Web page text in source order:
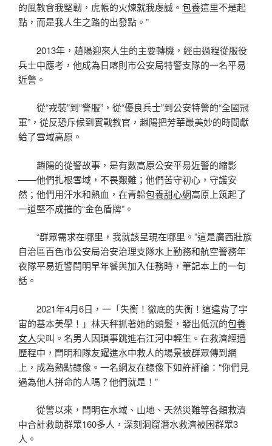
的風教會我堅韌，虎帳的火煉就我虔誠。 包養這里不是起
點，而是我人生之路的出發點。”
2013年，趙陽迎來人生的主要轉機，經由過程從服役
兵士中應考，他成為日喀則市公安局特警支隊的一名平易
近警。
從“戎裝”到“警服”，從“優良兵士”到公安特警的“全國冠
軍”，從反恐斥候到實戰教官，趙陽把芳華最美妙的時間獻
給了雪域高原。
趙陽的從警故事，是有數高原公安平易近警的縮影
——他們扎根雪域，不畏艱難；他們苦守初心，守護安
然；他們用汗水和熱血，在青躲包養甜心網高原上筑起了
一道堅不成摧的“金色盾牌”。
“群眾需求在哪里，我就該呈現在哪里。”這是廣西壯族
自治區百色市公安局治安治理支隊水上勤務和航空警務年
夜隊平易近警閆明早年餐與加入任務時，筆記本上的一句
話。
2021年4月6日，一「失衡！徹底的失衡！這違背了宇
宙的基本美學！」林天秤抓著她的頭髮，發出低沉的包養
女人尖叫。名男人因瑣事跳進右江河中輕生。在救濟經過
歷程中，閆明和隊友躍進水中救人的場景被群眾傳到網
上，成為熱點錄像。一名網友在錄像下如許評論：“你們見
過為他人拼命的人嗎？他們就是！”
從警以來，閆明在水域、山地、天然災難等各類救濟
中合計救助群眾160多人，深刻洞窟潛水救濟被困群眾3
人。